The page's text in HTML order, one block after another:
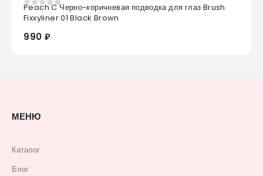
0 из 5
Peach C Черно-коричневая подводка для глаз Brush
Fixxyliner 01 Black Brown
990 ₽
МЕНЮ
Каталог
Блог